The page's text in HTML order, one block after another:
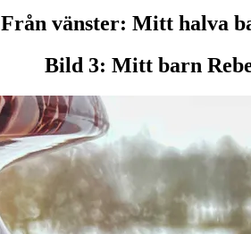
Från vänster: Mitt halva
Bild 3: Mitt barn